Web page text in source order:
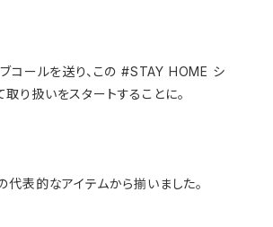
コールを送り、この #STAY HOME シ
り扱いをスタートすることに。
代表的なアイテムから揃いました。